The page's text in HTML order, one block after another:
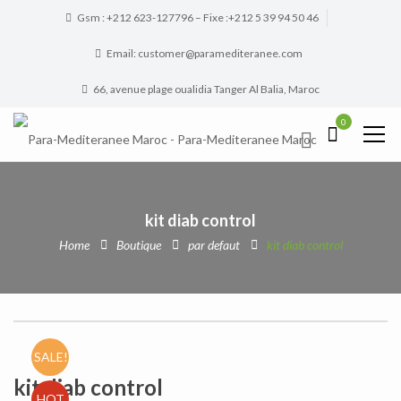
Gsm : +212 623-127796 – Fixe :+212 5 39 94 50 46
Email: customer@paramediteranee.com
66, avenue plage oualidia Tanger Al Balia, Maroc
0
kit diab control
Home Boutique par defaut kit diab control
SALE!
kit diab control